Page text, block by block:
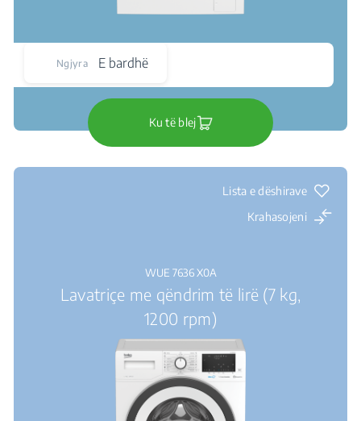
Ngjyra E bardhë
Ku të blej
Lista e dëshirave
Krahasojeni
WUE 7636 X0A
Lavatriçe me qëndrim të lirë (7 kg,
1200 rpm)